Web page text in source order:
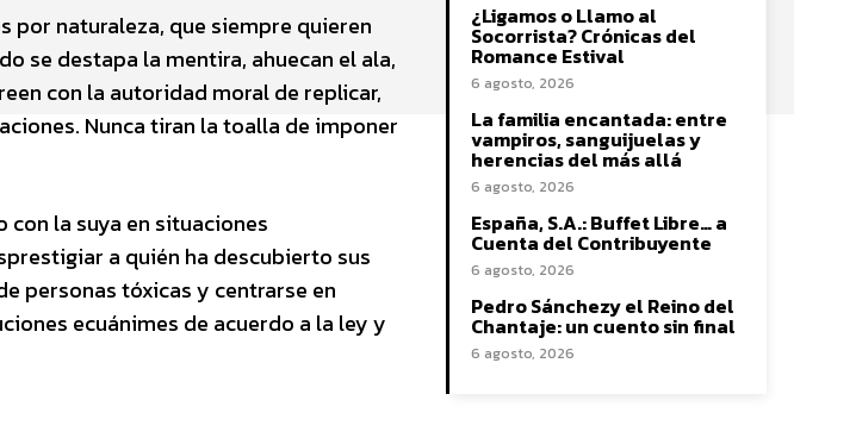
por naturaleza, que siempre quieren
se destapa la mentira, ahuecan el ala,
con la autoridad moral de replicar,
Nunca tiran la toalla de imponer
con la suya en situaciones
a quién ha descubierto sus
personas tóxicas y centrarse en
ecuánimes de acuerdo a la ley y
¿Ligamos o Llamo al
Socorrista? Crónicas del
Romance Estival
6 agosto, 2026
La familia encantada: entre
vampiros, sanguijuelas y
herencias del más allá
6 agosto, 2026
España, S.A.: Buffet Libre… a
Cuenta del Contribuyente
6 agosto, 2026
Pedro Sánchezy el Reino del
Chantaje: un cuento sin final
6 agosto, 2026